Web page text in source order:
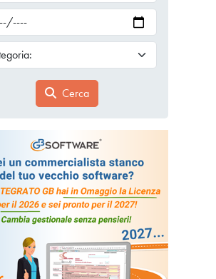
Cerca